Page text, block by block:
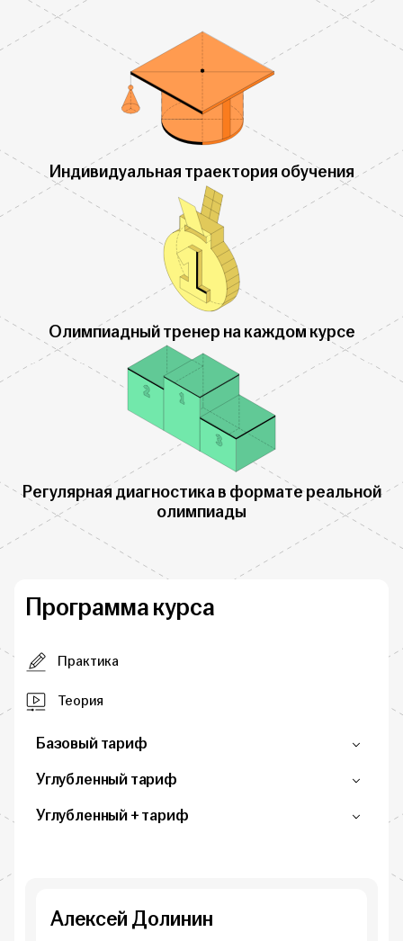
Индивидуальная траектория обучения
Олимпиадный тренер на каждом курсе
Регулярная диагностика в формате реальной
олимпиады
Программа курса
Практика
Теория
Базовый тариф
Углубленный тариф
Углубленный + тариф
Алексей Долинин